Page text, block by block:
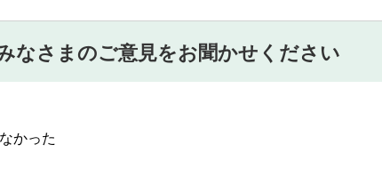
なさまのご意見をお聞かせください
かった